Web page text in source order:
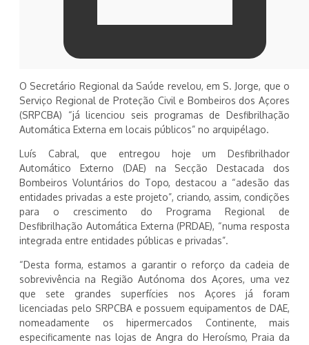
O Secretário Regional da Saúde revelou, em S. Jorge, que o
Serviço Regional de Proteção Civil e Bombeiros dos Açores
(SRPCBA) “já licenciou seis programas de Desfibrilhação
Automática Externa em locais públicos” no arquipélago.
Luís Cabral, que entregou hoje um Desfibrilhador
Automático Externo (DAE) na Secção Destacada dos
Bombeiros Voluntários do Topo, destacou a “adesão das
entidades privadas a este projeto”, criando, assim, condições
para o crescimento do Programa Regional de
Desfibrilhação Automática Externa (PRDAE), “numa resposta
integrada entre entidades públicas e privadas”.
“Desta forma, estamos a garantir o reforço da cadeia de
sobrevivência na Região Autónoma dos Açores, uma vez
que sete grandes superfícies nos Açores já foram
licenciadas pelo SRPCBA e possuem equipamentos de DAE,
nomeadamente os hipermercados Continente, mais
especificamente nas lojas de Angra do Heroísmo, Praia da